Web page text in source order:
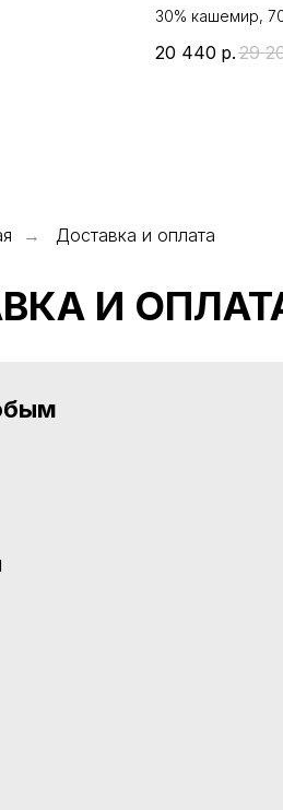
30% кашемир,
20 440 р. 29
→ Доставка и оплата
И